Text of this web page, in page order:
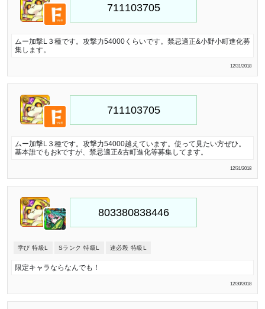
ムー加撃L３種です。攻撃力54000くらいです。禁忌適正&小野小町進化募
集します。
12/31/2018
ムー加撃L３種です。攻撃力54000越えています。使って見たい方ぜひ。
基本誰でもおkですが、禁忌適正&古町進化等募集してます。
12/31/2018
学び 特級L Sランク 特級L 速必殺 特級L
限定キャラならなんでも！
12/30/2018